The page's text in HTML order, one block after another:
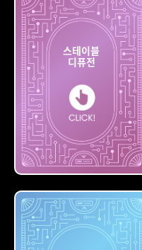
스테이블
디퓨전
스테이블
디퓨전